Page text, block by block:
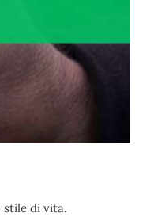
stile di vita.